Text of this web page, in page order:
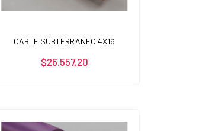
CABLE SUBTERRANEO 4X16
$26.557,20